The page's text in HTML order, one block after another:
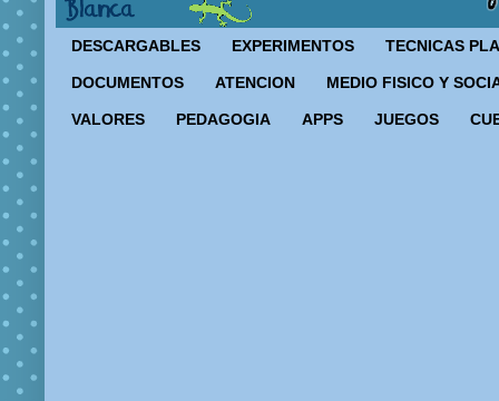
DESCARGABLES EXPERIMENTOS TECNICAS
DOCUMENTOS ATENCION MEDIO FISICO Y
VALORES PEDAGOGIA APPS JUEGOS